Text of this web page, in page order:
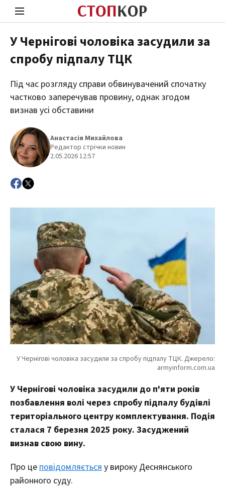
Стоп Політичній Корупції
Політика
У Чернігові чоловіка засудили за
спробу підпалу ТЦК
Під час розгляду справи обвинувачений спочатку
частково заперечував провину, однак згодом
визнав усі обставини
Анастасія Михайлова
Редактор стрічки новин
2.05.2026 12:57
У Чернігові чоловіка засудили до п'яти років
позбавлення волі через спробу підпалу будівлі
територіального центру комплектування. Подія
сталася 7 березня 2025 року. Засуджений
визнав свою вину.
Про це повідомляється у вироку Деснянського
районного суду.